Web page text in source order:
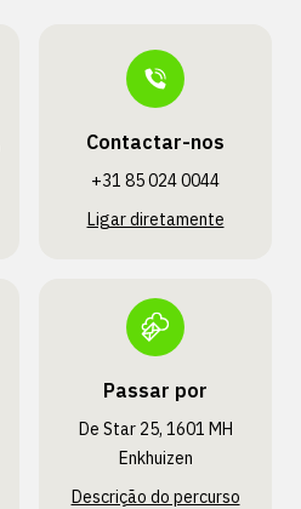
Contactar-nos
+31 85 024 0044
Ligar diretamente
Passar por
De Star 25, 1601 MH
Enkhuizen
Descrição do percurso